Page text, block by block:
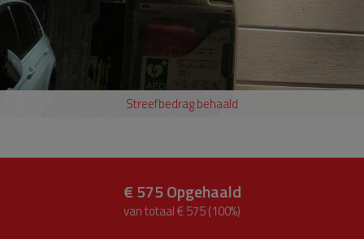
Streefbedrag behaald
€ 575Opgehaald
van totaal € 575 (100%)